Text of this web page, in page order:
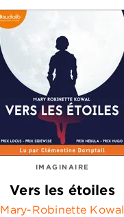
IMAGINAIRE
Vers les étoiles
Mary-Robinette Kowal